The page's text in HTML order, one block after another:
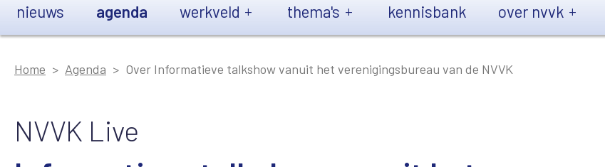
nieuws agenda werkveld thema's kennisbank over nvvk
Home Agenda Over Informatieve talkshow vanuit het verenigingsbureau van de NVVK
NVVK Live